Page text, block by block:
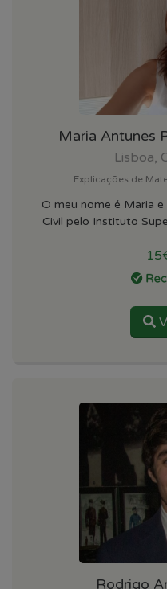
Maria Antunes
Lisboa,
Explicações de
O meu nome é Maria
Civil pelo Instituto
Rodrigo